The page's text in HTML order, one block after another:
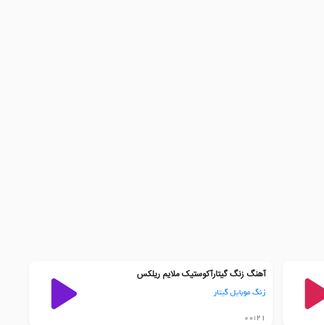
آهنگ زنگ گیتارآکوستیک ملایم ریلکس
زنگ موبایل گیتار
00:21